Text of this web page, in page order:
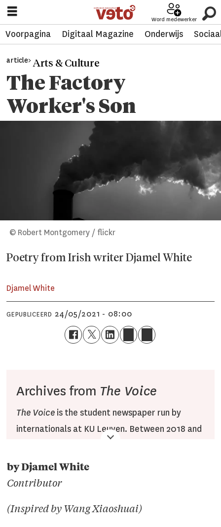
Word medewerker
Voorpagina Digitaal Magazine Onderwijs
article> Arts & Culture
The Factory
Worker's Son
© Robert Montgomery / flickr
Poetry from Irish writer Djamel White
Djamel White
GEPUBLICEERD 24/05/2021 - 08:00
Archives from The Voice
The Voice is the student newspaper run by
internationals at KU Leuven. Between 2018 and
website under the
with translations of Dutch
Since then, the section has been operated by
by Djamel White
Contributor
(Inspired by Wang Xiaoshuai)